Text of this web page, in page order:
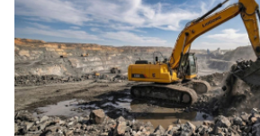
практике оказывается важнее:
характеристики или сервис?